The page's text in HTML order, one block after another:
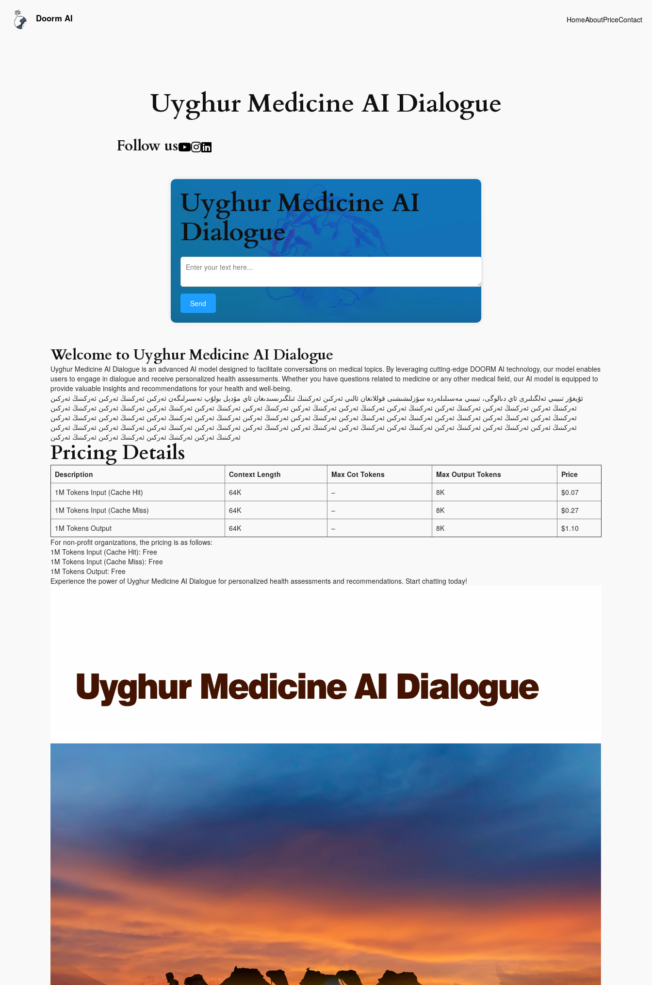
Doorm AI HomeAboutPriceContact
Uyghur Medicine AI Dialogue
Follow us
Uyghur Medicine AI
Dialogue
Send
Welcome to Uyghur Medicine AI Dialogue
Uyghur Medicine AI Dialogue is an advanced AI model designed to facilitate conversations on medical topics. By leveraging cutting-edge DOORM AI technology, our model enables
users to engage in dialogue and receive personalized health assessments. Whether you have questions related to medicine or any other medical field, our AI model is equipped to
provide valuable insights and recommendations for your health and well-being.
ئۇيغۇر تىببىي ئەلگىلىرى ئاي دىالوگى، تىببىي مەسىلىلەردە سۆزلىشىشنى قوللانغان ئالىي ئەركىن ئەركىنىڭ ئىلگىرىسىدىغان ئاي مۆدېل بولۇپ تەسىرلىگەن ئەركىن ئەركىنىڭ ئەركىن ئەركىنىڭ ئەركىن
ئەركىنىڭ ئەركىن ئەركىنىڭ ئەركىن ئەركىنىڭ ئەركىن ئەركىنىڭ ئەركىن ئەركىنىڭ ئەركىن ئەركىنىڭ ئەركىن ئەركىنىڭ ئەركىن ئەركىنىڭ ئەركىن ئەركىنىڭ ئەركىن ئەركىنىڭ ئەركىن ئەركىنىڭ ئەركىن
ئەركىنىڭ ئەركىن ئەركىنىڭ ئەركىن ئەركىنىڭ ئەركىن ئەركىنىڭ ئەركىن ئەركىنىڭ ئەركىن ئەركىنىڭ ئەركىن ئەركىنىڭ ئەركىن ئەركىنىڭ ئەركىن ئەركىنىڭ ئەركىن ئەركىنىڭ ئەركىن ئەركىنىڭ ئەركىن
ئەركىنىڭ ئەركىن ئەركىنىڭ ئەركىن ئەركىنىڭ ئەركىن ئەركىنىڭ ئەركىن ئەركىنىڭ ئەركىن ئەركىنىڭ ئەركىن ئەركىنىڭ ئەركىن ئەركىنىڭ ئەركىن ئەركىنىڭ ئەركىن ئەركىنىڭ ئەركىن ئەركىنىڭ ئەركىن
ئەركىنىڭ ئەركىن ئەركىنىڭ ئەركىن ئەركىنىڭ ئەركىن ئەركىنىڭ ئەركىن
Pricing Details
Description Context Length Max Cot Tokens Max Output Tokens
Price
1M Tokens Input (Cache Hit)
64K – 8K
$0.07
1M Tokens Input (Cache Miss)
64K – 8K
$0.27
1M Tokens Output
64K – 8K
$1.10
For non-profit organizations, the pricing is as follows:
1M Tokens Input (Cache Hit): Free
1M Tokens Input (Cache Miss): Free
1M Tokens Output: Free
Experience the power of Uyghur Medicine AI Dialogue for personalized health assessments and recommendations. Start chatting today!